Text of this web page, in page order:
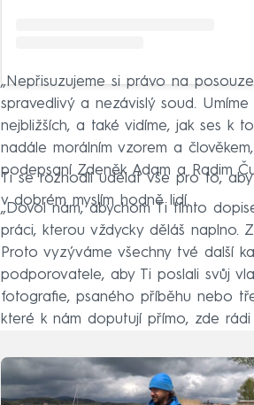
„Nepřisuzujeme si právo na
spravedlivý a nezávislý soud.
nejbližších, a také vidíme, jak ses k
nadále morálním vzorem a
podepsaní Zdeněk Adam a Radim
Ti se rozhodli udělat vše pro to,
v dobrém myslím hodně lidí.
„Dovol nám, abychom Ti tímto
práci, kterou vždycky děláš naplno.
Proto vyzýváme všechny tvé další
podporovatele, aby Ti poslali svůj
fotografie, psaného příběhu nebo
které k nám doputují přímo, zde rádi